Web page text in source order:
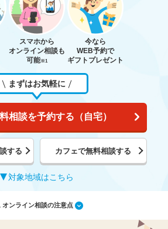
スマホから
オンライン相談も
可能※1
今なら
WEB予約で
ギフトプレゼント
まずはお気軽に
相談を予約する（自宅）
する カフェで無料相談する
対象地域はこちら
ンライン相談の注意点